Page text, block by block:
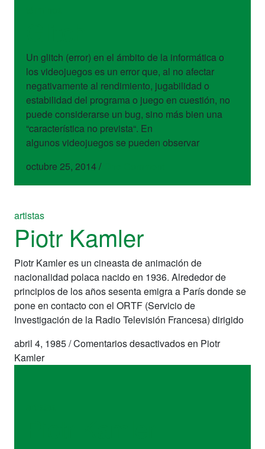
Un glitch (error) en el ámbito de la informática o
los videojuegos es un error que, al no afectar
negativamente al rendimiento, jugabilidad o
estabilidad del programa o juego en cuestión, no
puede considerarse un bug, sino más bien una
“característica no prevista“. En
algunos videojuegos se pueden observar
octubre 25, 2014/
artistas
Piotr Kamler
Piotr Kamler es un cineasta de animación de
nacionalidad polaca nacido en 1936. Alrededor de
principios de los años sesenta emigra a París donde se
pone en contacto con el ORTF (Servicio de
Investigación de la Radio Televisión Francesa) dirigido
abril 4, 1985/Comentarios desactivadosen Piotr
Kamler